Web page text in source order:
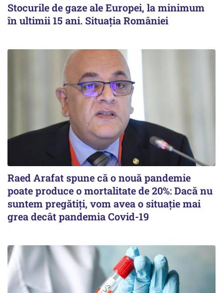
Stocurile de gaze ale Europei, la minimum
în ultimii 15 ani. Situația României
Raed Arafat spune că o nouă pandemie
poate produce o mortalitate de 20%: Dacă nu
suntem pregătiți, vom avea o situație mai
grea decât pandemia Covid-19